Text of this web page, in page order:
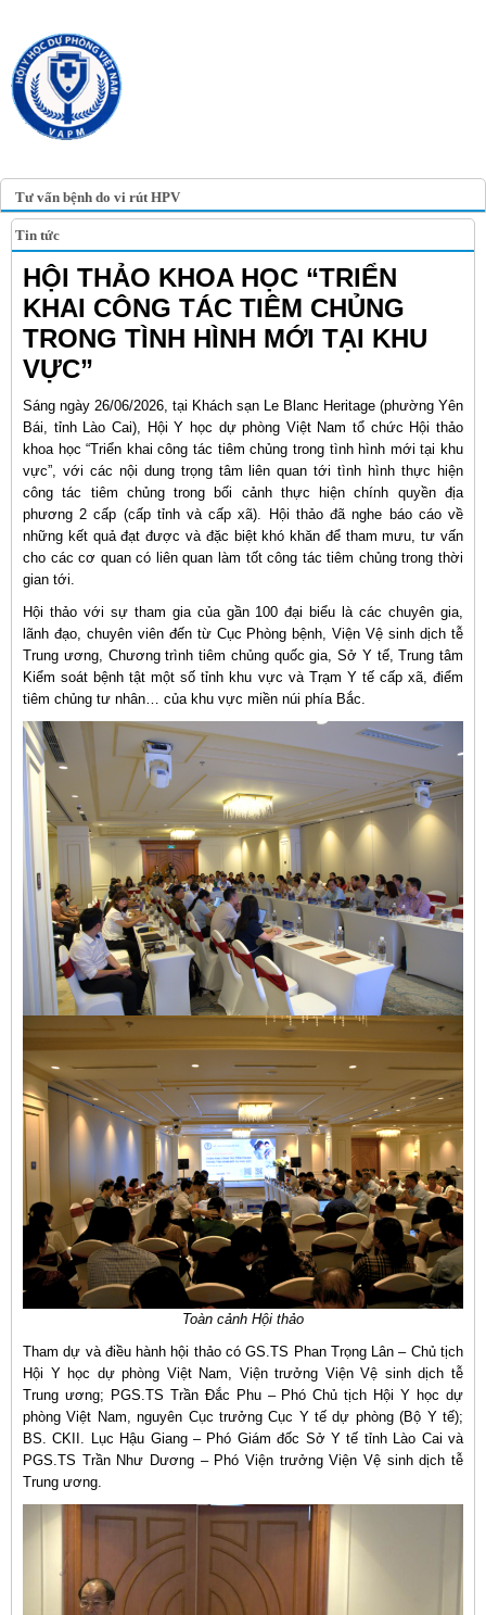
Tư vấn bệnh do vi rút HPV
Tin tức
HỘI THẢO KHOA HỌC “TRIỂN
KHAI CÔNG TÁC TIÊM CHỦNG
TRONG TÌNH HÌNH MỚI TẠI KHU
VỰC”
Sáng ngày 26/06/2026, tại Khách sạn Le Blanc Heritage (phường Yên
Bái, tỉnh Lào Cai), Hội Y học dự phòng Việt Nam tổ chức Hội thảo
khoa học “Triển khai công tác tiêm chủng trong tình hình mới tại khu
vực”, với các nội dung trọng tâm liên quan tới tình hình thực hiện
công tác tiêm chủng trong bối cảnh thực hiện chính quyền địa
phương 2 cấp (cấp tỉnh và cấp xã). Hội thảo đã nghe báo cáo về
những kết quả đạt được và đặc biệt khó khăn để tham mưu, tư vấn
cho các cơ quan có liên quan làm tốt công tác tiêm chủng trong thời
gian tới.
Hội thảo với sự tham gia của gần 100 đại biểu là các chuyên gia,
lãnh đạo, chuyên viên đến từ Cục Phòng bệnh, Viện Vệ sinh dịch tễ
Trung ương, Chương trình tiêm chủng quốc gia, Sở Y tế, Trung tâm
Kiểm soát bệnh tật một số tỉnh khu vực và Trạm Y tế cấp xã, điểm
tiêm chủng tư nhân… của khu vực miền núi phía Bắc.
Toàn cảnh Hội thảo
Tham dự và điều hành hội thảo có GS.TS Phan Trọng Lân – Chủ tịch
Hội Y học dự phòng Việt Nam, Viện trưởng Viện Vệ sinh dịch tễ
Trung ương; PGS.TS Trần Đắc Phu – Phó Chủ tịch Hội Y học dự
phòng Việt Nam, nguyên Cục trưởng Cục Y tế dự phòng (Bộ Y tế);
BS. CKII. Lục Hậu Giang – Phó Giám đốc Sở Y tế tỉnh Lào Cai và
PGS.TS Trần Như Dương – Phó Viện trưởng Viện Vệ sinh dịch tễ
Trung ương.